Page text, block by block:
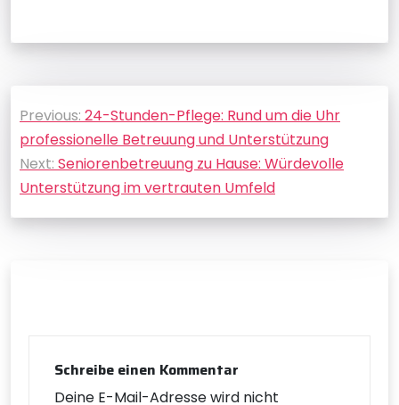
Beitragsnavigation
Previous: 24-Stunden-Pflege: Rund um die Uhr
professionelle Betreuung und Unterstützung
Next: Seniorenbetreuung zu Hause: Würdevolle
Unterstützung im vertrauten Umfeld
Schreibe einen Kommentar
Deine E-Mail-Adresse wird nicht